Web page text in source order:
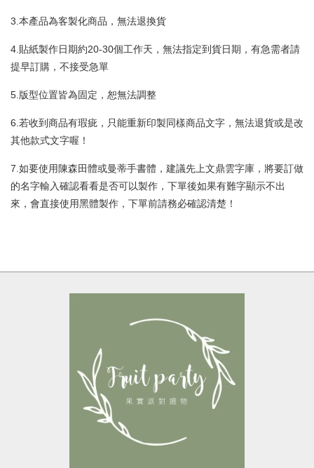
3.本產品為客製化商品，無法退換貨
4.貼紙製作日期約20-30個工作天，無法指定到貨日期，有急需者請
提早訂購，不接受急單
5.版型位置皆為固定，恕無法調整
6.若收到商品有瑕疵，只能重新印製同樣商品文字，無法退貨或是改
其他款式文字喔！
7.如要使用陳森田體或曼蒂手書體，建議先上文鼎雲字庫，將要訂做
的名字輸入確認看看是否可以製作，下單後如果有難字顯示不出
來，會直接使用黑體製作，下單前請務必確認清楚！